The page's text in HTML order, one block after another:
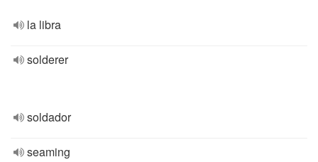
la libra
solderer
soldador
seaming